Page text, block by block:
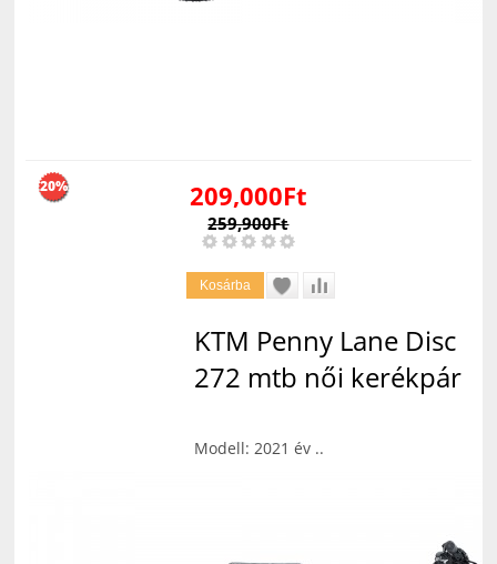
209,000Ft
259,900Ft
20%
KTM Penny Lane Disc
272 mtb női kerékpár
Modell: 2021 év ..